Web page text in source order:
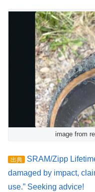
image from
出典
SRAM/Zipp
damaged by impact,
use.” Seeking advice!